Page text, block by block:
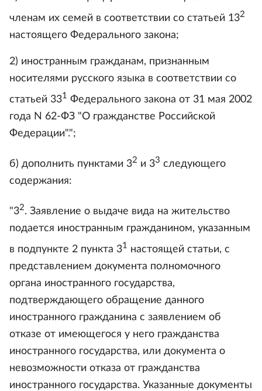
членам их семей в соответствии со статьей 132
настоящего Федерального закона;
2) иностранным гражданам, признанным
носителями русского языка в соответствии со
статьей 331 Федерального закона от 31 мая 2002
года N 62-ФЗ "О гражданстве Российской
Федерации".";
б) дополнить пунктами 32 и 33 следующего
содержания:
"32. Заявление о выдаче вида на жительство
подается иностранным гражданином, указанным
в подпункте 2 пункта 31 настоящей статьи, с
представлением документа полномочного
органа иностранного государства,
подтверждающего обращение данного
иностранного гражданина с заявлением об
отказе от имеющегося у него гражданства
иностранного государства, или документа о
невозможности отказа от гражданства
иностранного государства. Указанные документы